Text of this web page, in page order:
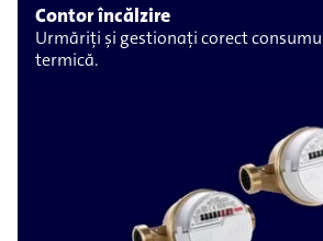
Contor încălzire
Urmăriți și gestionați corect
termică.